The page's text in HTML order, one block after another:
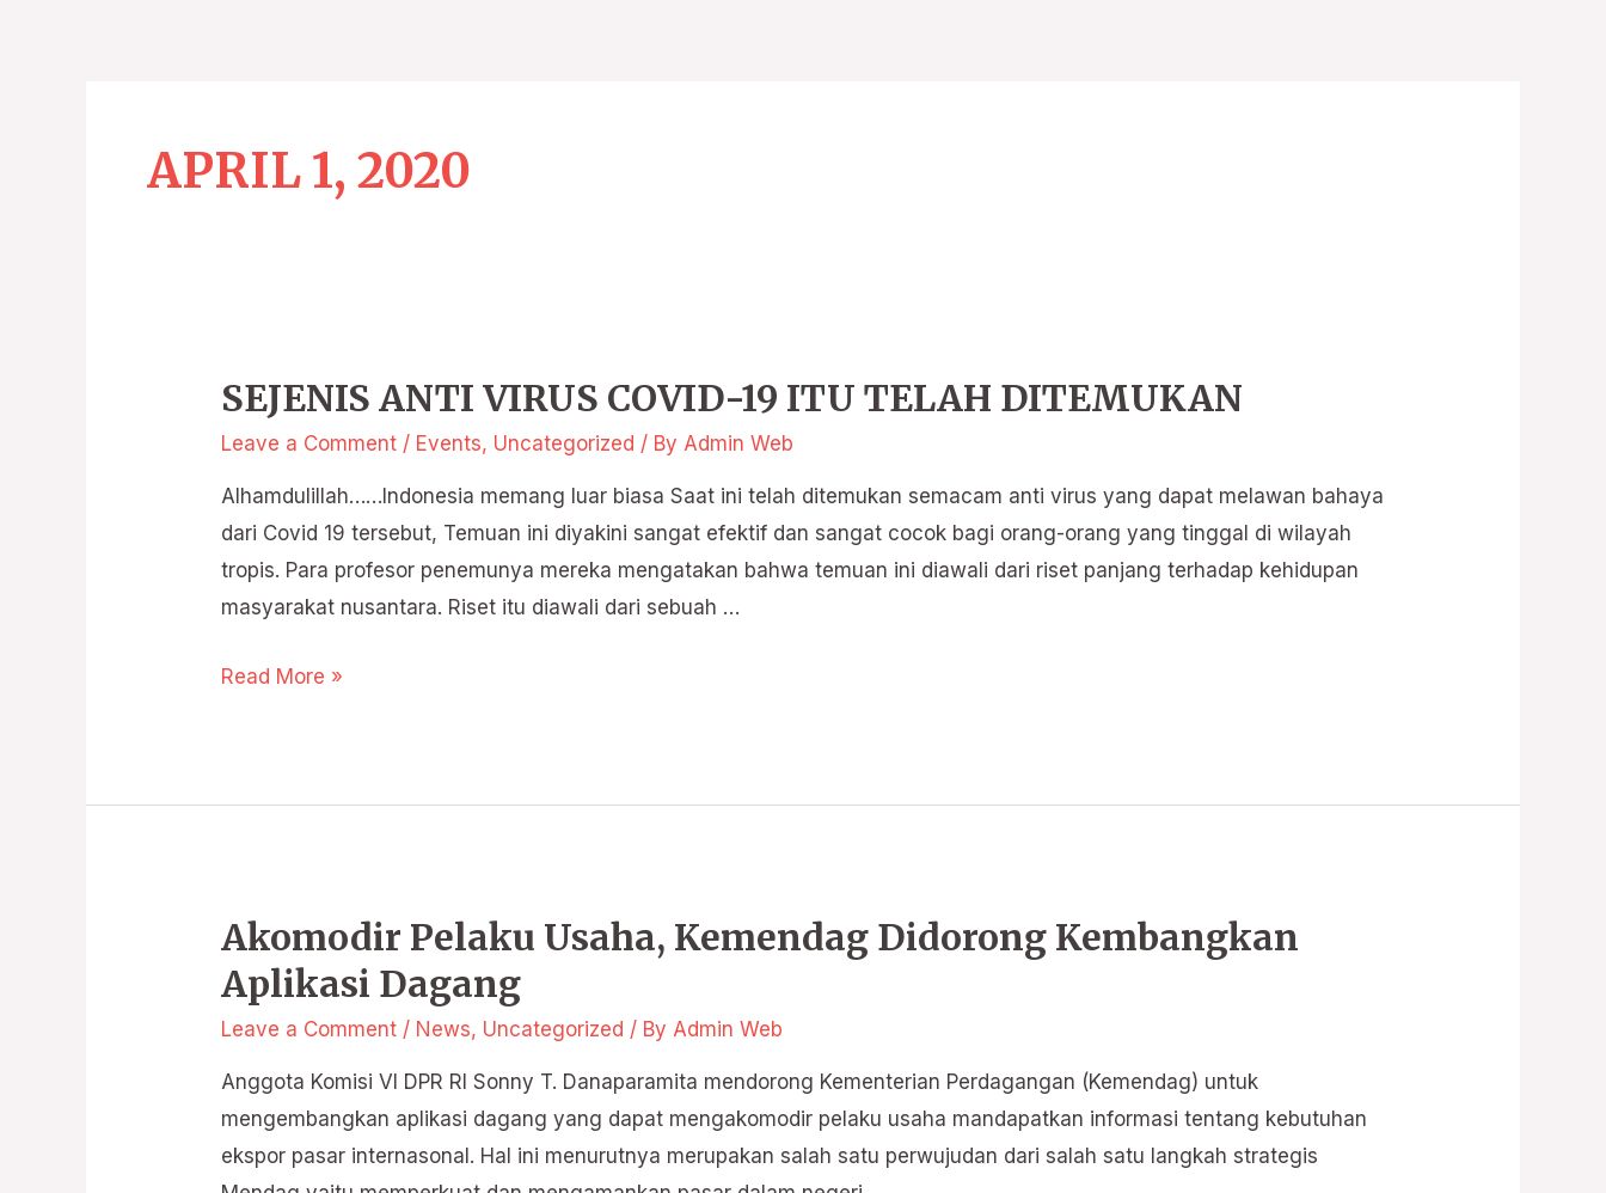
APRIL 1, 2020
SEJENIS ANTI VIRUS COVID-19 ITU TELAH DITEMUKAN
Leave a Comment / Events, Uncategorized / By Admin Web
Alhamdulillah……Indonesia memang luar biasa Saat ini telah ditemukan semacam anti virus yang dapat melawan bahaya
dari Covid 19 tersebut, Temuan ini diyakini sangat efektif dan sangat cocok bagi orang-orang yang tinggal di wilayah
tropis. Para profesor penemunya mereka mengatakan bahwa temuan ini diawali dari riset panjang terhadap kehidupan
masyarakat nusantara. Riset itu diawali dari sebuah …
SEJENIS
COVID-
19
ITU
TELAH
Read More »
Akomodir Pelaku Usaha, Kemendag Didorong Kembangkan
Aplikasi Dagang
Leave a Comment / News, Uncategorized / By Admin Web
Anggota Komisi VI DPR RI Sonny T. Danaparamita mendorong Kementerian Perdagangan (Kemendag) untuk
mengembangkan aplikasi dagang yang dapat mengakomodir pelaku usaha mandapatkan informasi tentang kebutuhan
ekspor pasar internasonal. Hal ini menurutnya merupakan salah satu perwujudan dari salah satu langkah strategis